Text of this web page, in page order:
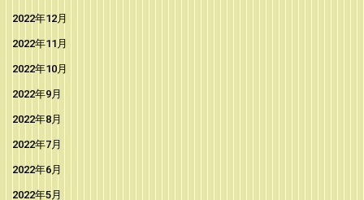
2022年12月
2022年11月
2022年10月
2022年9月
2022年8月
2022年7月
2022年6月
2022年5月